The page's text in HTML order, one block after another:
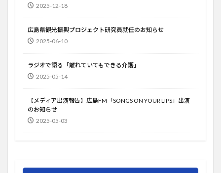
2025-12-18
広島県観光振興プロジェクト研究員就任のお知らせ
2025-06-10
ラジオで語る「離れていてもできる介護」
2025-05-14
【メディア出演報告】広島FM「SONGS ON YOUR LIPS」出演
のお知らせ
2025-05-03